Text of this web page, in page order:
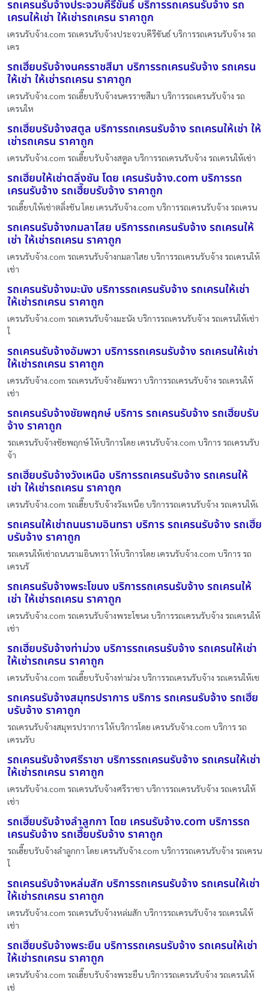
รถเครนรับจ้างประจวบคีรีขันธ์ บริการรถเครนรับจ้าง รถ
เครนให้เช่า ให้เช่ารถเครน ราคาถูก
เครนรับจ้าง.com รถเครนรับจ้างประจวบคีรีขันธ์ บริการรถเครนรับจ้าง รถ
เคร
รถเฮี๊ยบรับจ้างนครราชสีมา บริการรถเครนรับจ้าง รถเครน
ให้เช่า ให้เช่ารถเครน ราคาถูก
เครนรับจ้าง.com รถเฮี๊ยบรับจ้างนครราชสีมา บริการรถเครนรับจ้าง รถ
เครนให
รถเฮี๊ยบรับจ้างสตูล บริการรถเครนรับจ้าง รถเครนให้เช่า ให้
เช่ารถเครน ราคาถูก
เครนรับจ้าง.com รถเฮี๊ยบรับจ้างสตูล บริการรถเครนรับจ้าง รถเครนให้เช่า
รถเฮี๊ยบให้เช่าตลิ่งชัน โดย เครนรับจ้าง.com บริการรถ
เครนรับจ้าง รถเฮี๊ยบรับจ้าง ราคาถูก
รถเฮี๊ยบให้เช่าตลิ่งชัน โดย เครนรับจ้าง.com บริการรถเครนรับจ้าง รถเครน
รถเครนรับจ้างกมลาไสย บริการรถเครนรับจ้าง รถเครนให้
เช่า ให้เช่ารถเครน ราคาถูก
เครนรับจ้าง.com รถเครนรับจ้างกมลาไสย บริการรถเครนรับจ้าง รถเครนให้
เช่า
รถเครนรับจ้างมะนัง บริการรถเครนรับจ้าง รถเครนให้เช่า
ให้เช่ารถเครน ราคาถูก
เครนรับจ้าง.com รถเครนรับจ้างมะนัง บริการรถเครนรับจ้าง รถเครนให้เช่า
ใ
รถเครนรับจ้างอัมพวา บริการรถเครนรับจ้าง รถเครนให้เช่า
ให้เช่ารถเครน ราคาถูก
เครนรับจ้าง.com รถเครนรับจ้างอัมพวา บริการรถเครนรับจ้าง รถเครนให้
เช่า
รถเครนรับจ้างชัยพฤกษ์ บริการ รถเครนรับจ้าง รถเฮี๊ยบรับ
จ้าง ราคาถูก
รถเครนรับจ้างชัยพฤกษ์ ให้บริการโดย เครนรับจ้าง.com บริการ รถเครนรับ
จ้า
รถเฮี๊ยบรับจ้างวังเหนือ บริการรถเครนรับจ้าง รถเครนให้
เช่า ให้เช่ารถเครน ราคาถูก
เครนรับจ้าง.com รถเฮี๊ยบรับจ้างวังเหนือ บริการรถเครนรับจ้าง รถเครนให้เ
รถเครนให้เช่าถนนรามอินทรา บริการ รถเครนรับจ้าง รถเฮี๊ย
บรับจ้าง ราคาถูก
รถเครนให้เช่าถนนรามอินทรา ให้บริการโดย เครนรับจ้าง.com บริการ รถ
เครนรั
รถเครนรับจ้างพระโขนง บริการรถเครนรับจ้าง รถเครนให้
เช่า ให้เช่ารถเครน ราคาถูก
เครนรับจ้าง.com รถเครนรับจ้างพระโขนง บริการรถเครนรับจ้าง รถเครนให้
เช่า
รถเฮี๊ยบรับจ้างท่าม่วง บริการรถเครนรับจ้าง รถเครนให้เช่า
ให้เช่ารถเครน ราคาถูก
เครนรับจ้าง.com รถเฮี๊ยบรับจ้างท่าม่วง บริการรถเครนรับจ้าง รถเครนให้เช
รถเครนรับจ้างสมุทรปราการ บริการ รถเครนรับจ้าง รถเฮี๊ย
บรับจ้าง ราคาถูก
รถเครนรับจ้างสมุทรปราการ ให้บริการโดย เครนรับจ้าง.com บริการ รถ
เครนรับ
รถเครนรับจ้างศรีราชา บริการรถเครนรับจ้าง รถเครนให้เช่า
ให้เช่ารถเครน ราคาถูก
เครนรับจ้าง.com รถเครนรับจ้างศรีราชา บริการรถเครนรับจ้าง รถเครนให้
เช่า
รถเฮี๊ยบรับจ้างลำลูกกา โดย เครนรับจ้าง.com บริการรถ
เครนรับจ้าง รถเฮี๊ยบรับจ้าง ราคาถูก
รถเฮี๊ยบรับจ้างลำลูกกา โดย เครนรับจ้าง.com บริการรถเครนรับจ้าง รถเครน
ใ
รถเครนรับจ้างหล่มสัก บริการรถเครนรับจ้าง รถเครนให้เช่า
ให้เช่ารถเครน ราคาถูก
เครนรับจ้าง.com รถเครนรับจ้างหล่มสัก บริการรถเครนรับจ้าง รถเครนให้
เช่า
รถเฮี๊ยบรับจ้างพระยืน บริการรถเครนรับจ้าง รถเครนให้เช่า
ให้เช่ารถเครน ราคาถูก
เครนรับจ้าง.com รถเฮี๊ยบรับจ้างพระยืน บริการรถเครนรับจ้าง รถเครนให้
เช่